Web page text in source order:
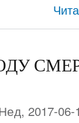
2017-06-